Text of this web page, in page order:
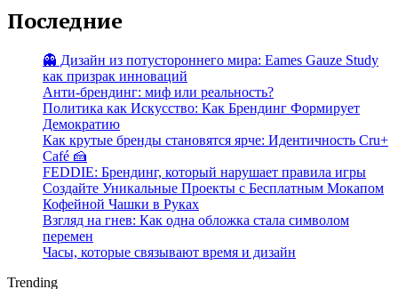
Последние
👻 Дизайн из потустороннего мира: Eames Gauze Study
как призрак инноваций
Анти-брендинг: миф или реальность?
Политика как Искусство: Как Брендинг Формирует
Демократию
Как крутые бренды становятся ярче: Идентичность Cru+
Café 🍰
FEDDIE: Брендинг, который нарушает правила игры
Создайте Уникальные Проекты с Бесплатным Мокапом
Кофейной Чашки в Руках
Взгляд на гнев: Как одна обложка стала символом
перемен
Часы, которые связывают время и дизайн
Trending